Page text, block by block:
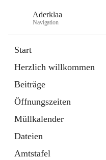
Aderklaa
Navigation
Start
Herzlich willkommen
Beiträge
Öffnungszeiten
Müllkalender
Dateien
Amtstafel
6 Schnellzugriffe
Gemeinde
3 Schnellzugriffe